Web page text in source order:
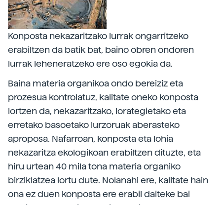
Konposta nekazaritzako lurrak ongarritzeko
erabiltzen da batik bat, baino obren ondoren
lurrak leheneratzeko ere oso egokia da.
Baina materia organikoa ondo bereiziz eta
prozesua kontrolatuz, kalitate oneko konposta
lortzen da, nekazaritzako, lorategietako eta
erretako basoetako lurzoruak aberasteko
aproposa. Nafarroan, konposta eta lohia
nekazaritza ekologikoan erabiltzen dituzte, eta
hiru urtean 40 mila tona materia organiko
birziklatzea lortu dute. Nolanahi ere, kalitate hain
ona ez duen konposta ere erabil daiteke bai